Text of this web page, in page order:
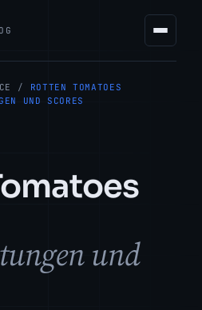
/
ROTTEN TOMATOES
UND SCORES
und